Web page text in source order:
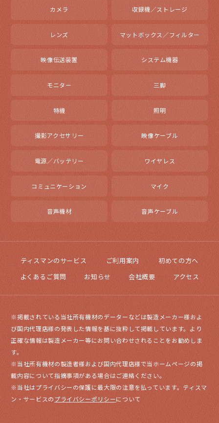
カメラ 収録機／ストレージ
レンズ マットボックス／フィルター
映像伝送装置 システム機器
モニター 三脚
特機 照明
撮影アクセサリー 映像ケーブル
電源／バッテリー ワイヤレス
コミュニケーション マイク
音声機材 音声ケーブル
ティスマンのサービス ご利用案内
初めての方へ
よくあるご質問
お知らせ 会社概要 アクセス
※掲載されている当社所有機材のデーターなどは製造メーカー様およ
び国内代理店様の発表した情報を基に抜粋して掲載しています。より
正確な情報は製造メーカー等にお問い合わせされることをお勧めしま
す。
※当社所有機材の製造者様および国内代理店様で当ホームページの掲
載内容について指摘事項がある場合はご連絡ください。
※当社はプライバシーの保護に最大限の注意を払っています。ティスマ
ン・サービスのプライバシーポリシーについて